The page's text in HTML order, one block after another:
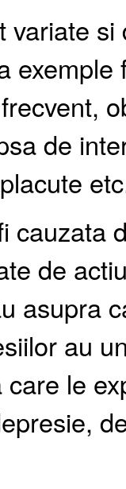
variate
de
cauzata
de
asupra
au
le